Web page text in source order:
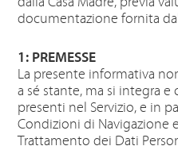
documentazione fornita
1: PREMESSE
La presente informativa
a sé stante, ma si integra
presenti nel Servizio, e in
Condizioni di Navigazione
Trattamento dei Dati